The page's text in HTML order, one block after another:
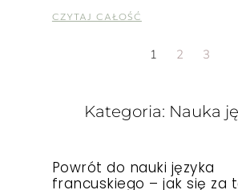
CZYTAJ CAŁOŚĆ
1 2 3
Kategoria: Nauka
Powrót do nauki języka
francuskiego – jak się za